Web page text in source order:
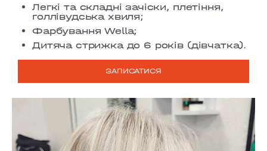
Легкі та складні зачіски, плетіння,
голлівудська хвиля;
Фарбування Wella;
Дитяча стрижка до 6 років (дівчатка).
ЗАПИСАТИСЯ